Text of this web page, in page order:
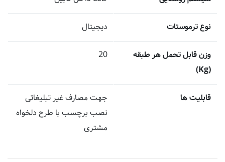
نوع ترموستات دیجیتال
وزن قابل تحمل هر طبقه
(Kg)
20
قابلیت ها
جهت مصارف غیر تبلیغاتی
نصب برچسب با طرح دلخواه
مشتری